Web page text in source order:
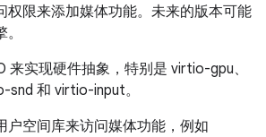
权限来添加媒体功能。未来的版本可能
来实现硬件抽象，特别是 virtio-gpu、
和 virtio-input。
户空间库来访问媒体功能，例如